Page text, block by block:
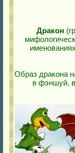
Дракон
Образ дракона
в фэншуй, в